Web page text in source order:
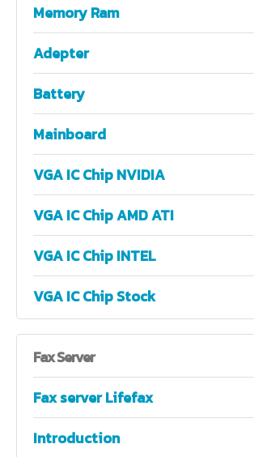
Memory Ram
Adepter
Battery
Mainboard
VGA IC Chip NVIDIA
VGA IC Chip AMD ATI
VGA IC Chip INTEL
VGA IC Chip Stock
FaxServer
Fax server Lifefax
Introduction